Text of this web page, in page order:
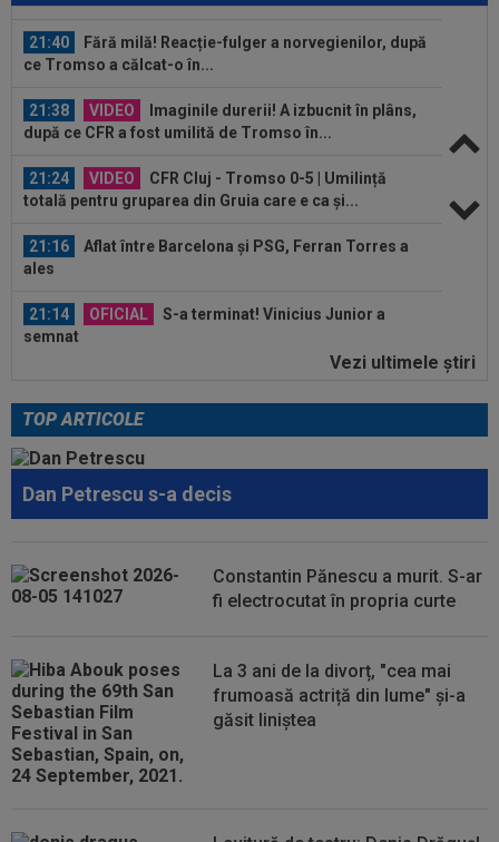
21:40
ce Tromso a călcat-o în...
21:38 VIDEO
după ce CFR a fost umilită de Tromso în...
21:24 VIDEO
totală pentru gruparea din Gruia care e ca și...
21:16
ales
21:14 OFICIAL
semnat
N-a mai rezistat! Ioan Varga a anunțat
21:55
Camora a spus de ce România e sub Norvegia
la fotbal, după umilința din Gruia...
21:51
Antonio Folha nu s-a mai ferit, după CFR -
21:40
Fără milă! Reacție-fulger a norvegienilor, după
ce Tromso a călcat-o în...
după ce CFR a fost umilită de Tromso în...
Vezi ultimele ştiri
TOP ARTICOLE
Dan Petrescu s-a decis
Constantin Pănescu a murit. S-ar
fi electrocutat în propria curte
La 3 ani de la divorț, "cea mai
frumoasă actriță din lume" și-a
găsit liniștea